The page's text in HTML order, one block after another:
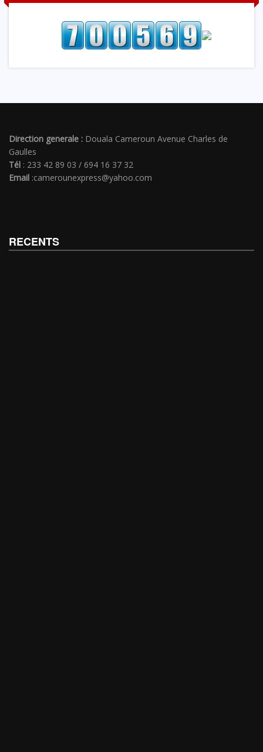
Direction generale : Douala Cameroun Avenue Charles de
Gaulles
Tél : 233 42 89 03 / 694 16 37 32
Email :camerounexpress@yahoo.com
RECENTS